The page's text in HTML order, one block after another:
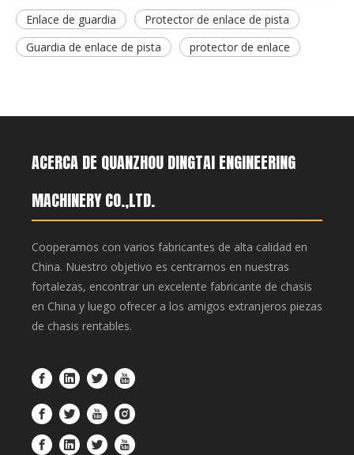
Enlace de guardia
Protector de enlace de pista
Guardia de enlace de pista
protector de enlace
ACERCA DE QUANZHOU DINGTAI ENGINEERING
MACHINERY CO.,LTD.
Cooperamos con varios fabricantes de alta calidad en
China. Nuestro objetivo es centrarnos en nuestras
fortalezas, encontrar un excelente fabricante de chasis
en China y luego ofrecer a los amigos extranjeros piezas
de chasis rentables.